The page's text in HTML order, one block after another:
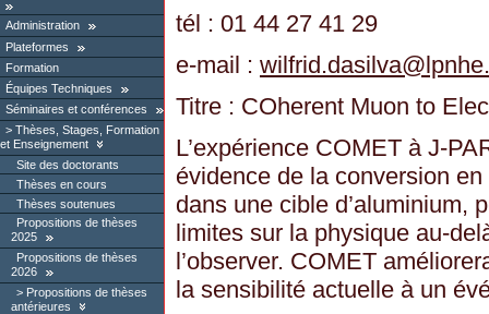
Administration
Plateformes
Formation
Équipes Techniques
Séminaires et conférences
Thèses, Stages, Formation
et Enseignement
Site des doctorants
Thèses en cours
Thèses soutenues
Propositions de thèses
2025
Propositions de thèses
2026
Propositions de thèses
antérieures
tél : 01 44 27 41 29
e-mail : wilfrid.dasilva@
Titre : COherent Muon to
L’expérience COMET à J-
évidence de la conversion
dans une cible d’aluminium,
limites sur la physique au-
l’observer. COMET
la sensibilité actuelle à un